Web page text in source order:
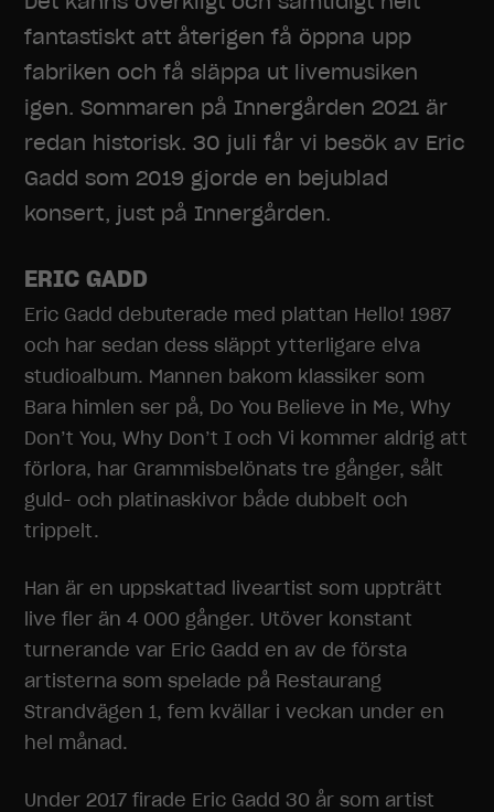
fantastiskt att återigen få öppna upp
fabriken och få släppa ut livemusiken
igen. Sommaren på Innergården 2021 är
redan historisk. 30 juli får vi besök av Eric
Gadd som 2019 gjorde en bejublad
konsert, just på Innergården.
ERIC GADD
Eric Gadd debuterade med plattan Hello! 1987
och har sedan dess släppt ytterligare elva
studioalbum. Mannen bakom klassiker som
Bara himlen ser på, Do You Believe in Me, Why
Don’t You, Why Don’t I och Vi kommer aldrig att
förlora, har Grammisbelönats tre gånger, sålt
guld- och platinaskivor både dubbelt och
trippelt.
Han är en uppskattad liveartist som uppträtt
live fler än 4 000 gånger. Utöver konstant
turnerande var Eric Gadd en av de första
artisterna som spelade på Restaurang
Strandvägen 1, fem kvällar i veckan under en
hel månad.
Under 2017 firade Eric Gadd 30 år som artist